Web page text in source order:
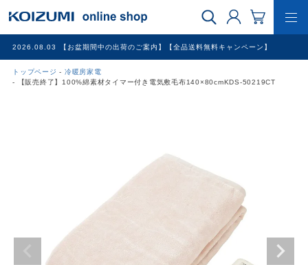
2026.08.03 【お盆期間中の出荷のご案内】【全品送料無料キャンペーン】
トップページ
冷暖房家電
【販売終了】100%綿素材タイマー付き電気敷毛布140×80cmKDS-50219CT
WEB限定品
冷暖房家電
家具